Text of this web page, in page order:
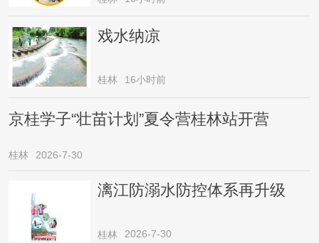
戏水纳凉
桂林 16小时前
京桂学子“壮苗计划”夏令营桂林站开营
桂林 2026-7-30
漓江防溺水防控体系再升级
桂林 2026-7-30